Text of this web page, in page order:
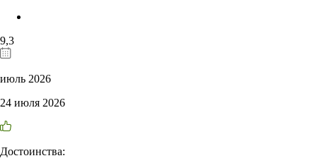
9,3
июль 2026
24 июля 2026
Достоинства: